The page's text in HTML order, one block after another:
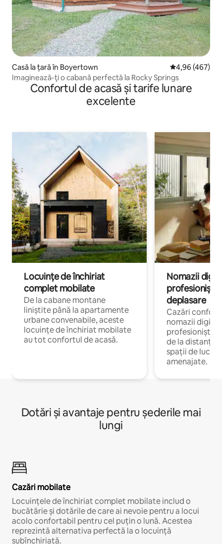
Casă la țară în Boyertown Scor mediu de
4,96 (467)
Imaginează-ţi o cabană perfectă la Rocky Springs
Confortul de acasă și tarife lunare
excelente
Locuințe de închiriat
complet mobilate
De la cabane montane
liniștite până la apartamente
urbane convenabile, aceste
locuințe de închiriat mobilate
au tot confortul de acasă.
Nomazii
profesioniștii
deplasare
Cazări
nomazii
profesioniștii
de la distanță,
spații de lucru
amenajate.
Dotări și avantaje pentru șederile mai
lungi
Cazări mobilate
Locuințele de închiriat complet mobilate includ o
bucătărie și dotările de care ai nevoie pentru a locui
acolo confortabil pentru cel puțin o lună. Acestea
reprezintă alternativa perfectă la o locuință
subînchiriată.